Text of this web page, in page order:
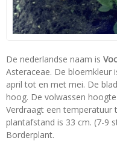
De nederlandse naam is
Asteraceae. De bloemkleur
april tot en met mei. De
hoog. De volwassen
Verdraagt een temperatuur
plantafstand is 33 cm. (7-9
Borderplant.